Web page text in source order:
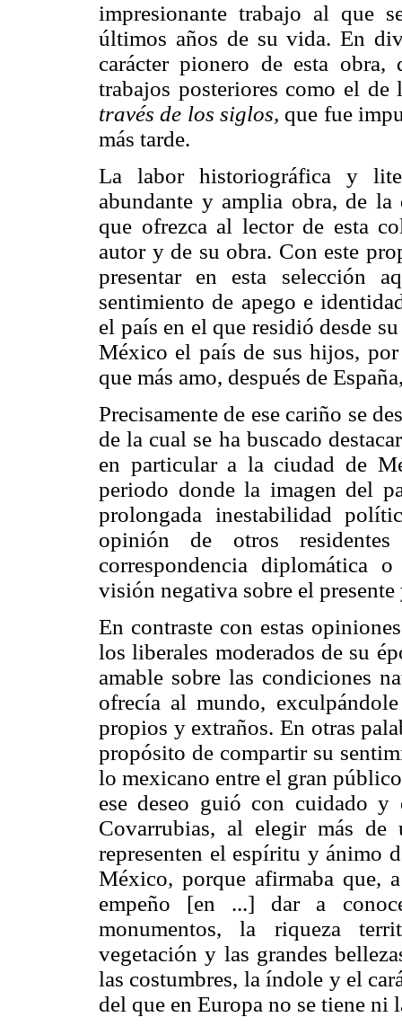
impresionante trabajo al que
últimos años de su vida. En
carácter pionero de esta
trabajos posteriores como el
través de los siglos, que fue
más tarde.
La labor historiográfica y
abundante y amplia obra, de
que ofrezca al lector de esta
autor y de su obra. Con este
presentar en esta selección
sentimiento de apego e
el país en el que residió desde
México el país de sus hijos,
que más amo, después de
Precisamente de ese cariño se
de la cual se ha buscado
en particular a la ciudad de
periodo donde la imagen del
prolongada inestabilidad
opinión de otros
correspondencia diplomática
visión negativa sobre el
En contraste con estas
los liberales moderados de su
amable sobre las condiciones
ofrecía al mundo,
propios y extraños. En otras
propósito de compartir su
lo mexicano entre el gran
ese deseo guió con cuidado
Covarrubias, al elegir más
representen el espíritu y ánimo
México, porque afirmaba que,
empeño [en ...] dar a
monumentos, la riqueza
vegetación y las grandes
las costumbres, la índole y el
del que en Europa no se tiene ni